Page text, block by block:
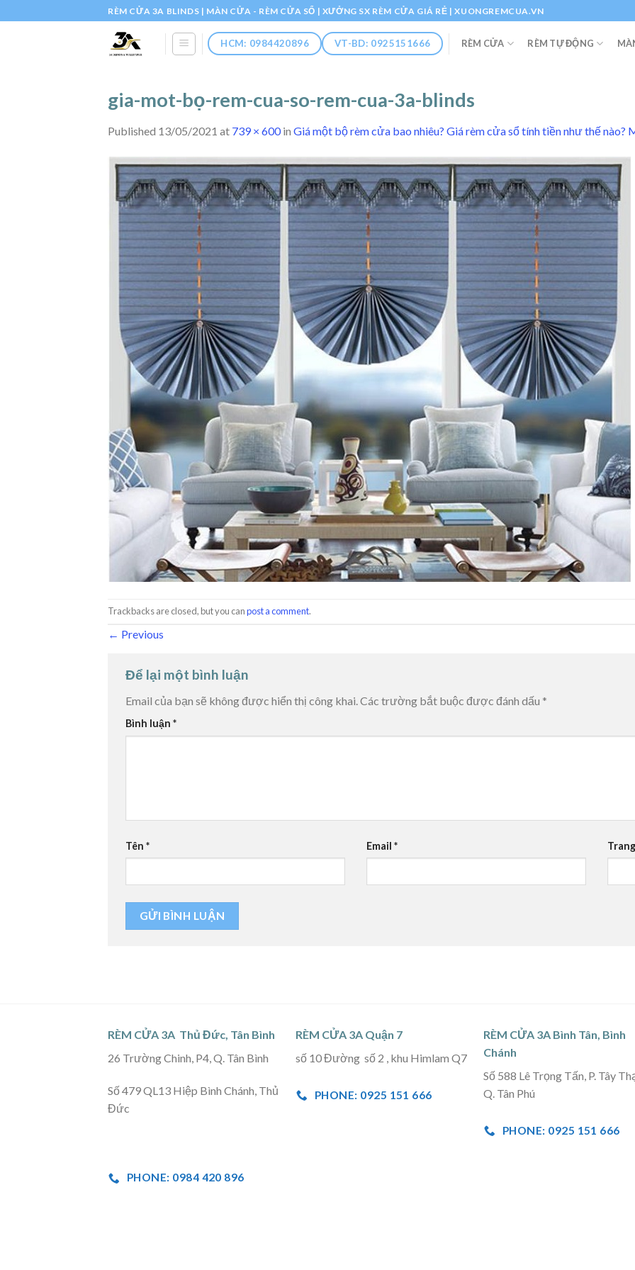
to
RÈM CỬA 3A BLINDS | MÀN CỬA - RÈM CỬA SỔ | XƯỞNG SX RÈM CỬA GIÁ RẺ | XUONGREMCUA.VN
HCM: 0984420896 VT-BD: 0925151666 RÈM CỬA RÈM TỰ ĐỘNG
gia-mot-bọ-rem-cua-so-rem-cua-3a-blinds
Published 13/05/2021 at 739 × 600in Giá một bộ rèm cửa bao nhiêu? Giá rèm cửa sổ tính tiền như thế
Trackbacks are closed, but you canpost a comment.
← Previous
Để lại một bình luận
Email của bạn sẽ không được hiển thị công khai.Các trường bắt buộc được đánh dấu *
Bình luận *
Tên * Email *
RÈM CỬA 3A Thủ Đức, Tân Bình
26 Trường Chinh, P4, Q. Tân Bình
Số 479 QL13 Hiệp Bình Chánh, Thủ
Đức
PHONE: 0984 420 896
RÈM CỬA 3A Quận 7
số 10 Đường số 2 , khu Himlam Q7
PHONE: 0925 151 666
RÈM CỬA 3A Bình Tân, Bình
Chánh
Số 588 Lê Trọng Tấn, P. Tây
Q. Tân Phú
PHONE: 0925 151 666